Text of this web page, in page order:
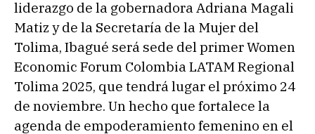
liderazgo de la gobernadora Adriana Magali
Matiz y de la Secretaría de la Mujer del
Tolima, Ibagué será sede del primer Women
Economic Forum Colombia LATAM Regional
Tolima 2025, que tendrá lugar el próximo 24
de noviembre. Un hecho que fortalece la
agenda de empoderamiento femenino en el